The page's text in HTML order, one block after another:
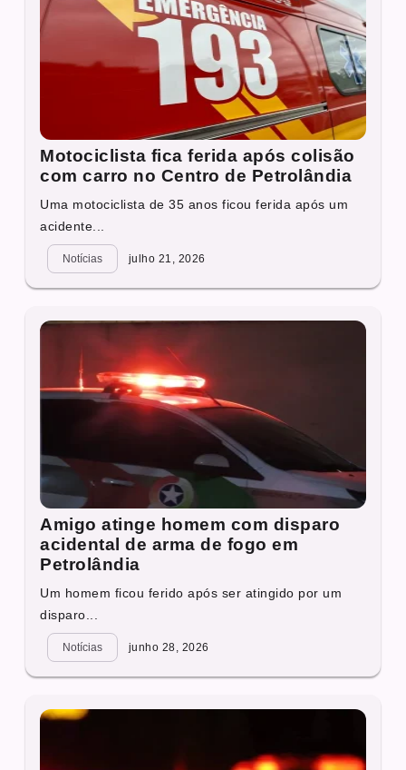
Motociclista fica ferida após colisão
com carro no Centro de Petrolândia
Uma motociclista de 35 anos ficou ferida após um
acidente...
Notícias julho 21, 2026
Amigo atinge homem com disparo
acidental de arma de fogo em
Petrolândia
Um homem ficou ferido após ser atingido por um
disparo...
Notícias junho 28, 2026